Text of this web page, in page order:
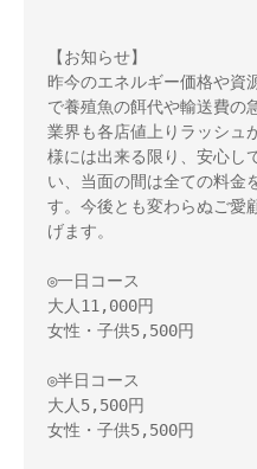
【お知らせ】
昨今のエネルギー価格や資
で養殖魚の餌代や輸送費の
業界も各店値上りラッシュ
様には出来る限り、安心し
い、当面の間は全ての料金
す。今後とも変わらぬご愛
げます。
◎一日コース
大人11,000円
女性・子供5,500円
◎半日コース
大人5,500円
女性・子供5,500円